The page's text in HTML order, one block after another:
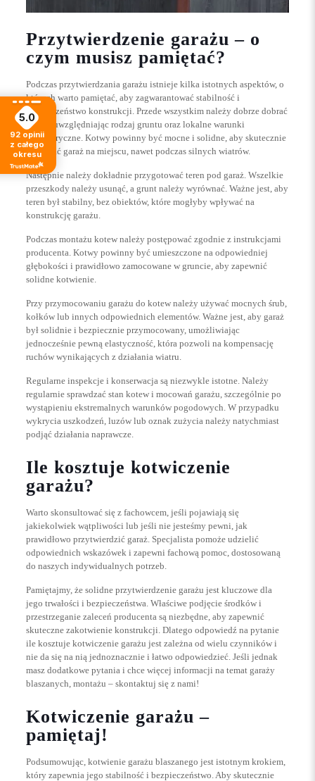
Przytwierdzenie garażu – o
czym musisz pamiętać?
Podczas przytwierdzania garażu istnieje kilka istotnych aspektów, o
których warto pamiętać, aby zagwarantować stabilność i
bezpieczeństwo konstrukcji. Przede wszystkim należy dobrze dobrać
kotwy, uwzględniając rodzaj gruntu oraz lokalne warunki
atmosferyczne. Kotwy powinny być mocne i solidne, aby skutecznie
utrzymać garaż na miejscu, nawet podczas silnych wiatrów.
Następnie należy dokładnie przygotować teren pod garaż. Wszelkie
przeszkody należy usunąć, a grunt należy wyrównać. Ważne jest, aby
teren był stabilny, bez obiektów, które mogłyby wpływać na
konstrukcję garażu.
Podczas montażu kotew należy postępować zgodnie z instrukcjami
producenta. Kotwy powinny być umieszczone na odpowiedniej
głębokości i prawidłowo zamocowane w gruncie, aby zapewnić
solidne kotwienie.
Przy przymocowaniu garażu do kotew należy używać mocnych śrub,
kołków lub innych odpowiednich elementów. Ważne jest, aby garaż
był solidnie i bezpiecznie przymocowany, umożliwiając
jednocześnie pewną elastyczność, która pozwoli na kompensację
ruchów wynikających z działania wiatru.
Regularne inspekcje i konserwacja są niezwykle istotne. Należy
regularnie sprawdzać stan kotew i mocowań garażu, szczególnie po
wystąpieniu ekstremalnych warunków pogodowych. W przypadku
wykrycia uszkodzeń, luzów lub oznak zużycia należy natychmiast
podjąć działania naprawcze.
Ile kosztuje kotwiczenie
garażu?
Warto skonsultować się z fachowcem, jeśli pojawiają się
jakiekolwiek wątpliwości lub jeśli nie jesteśmy pewni, jak
prawidłowo przytwierdzić garaż. Specjalista pomoże udzielić
odpowiednich wskazówek i zapewni fachową pomoc, dostosowaną
do naszych indywidualnych potrzeb.
Pamiętajmy, że solidne przytwierdzenie garażu jest kluczowe dla
jego trwałości i bezpieczeństwa. Właściwe podjęcie środków i
przestrzeganie zaleceń producenta są niezbędne, aby zapewnić
skuteczne zakotwienie konstrukcji. Dlatego odpowiedź na pytanie
ile kosztuje kotwiczenie garażu jest zależna od wielu czynników i
nie da się na nią jednoznacznie i łatwo odpowiedzieć. Jeśli jednak
masz dodatkowe pytania i chce więcej informacji na temat garaży
blaszanych, montażu – skontaktuj się z nami!
Kotwiczenie garażu –
pamiętaj!
Podsumowując, kotwienie garażu blaszanego jest istotnym krokiem,
który zapewnia jego stabilność i bezpieczeństwo. Aby skutecznie
5.0
92 opinii
z całego
okresu